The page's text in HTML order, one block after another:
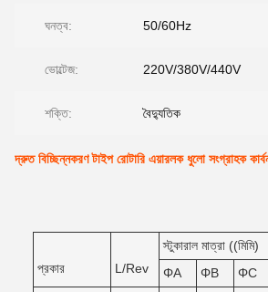
ঘনত্ব: 50/60Hz
ভোল্টেজ: 220V/380V/440V
শক্তি: বৈদ্যুতিক
দ্রুত বিচ্ছিন্নকরণ টাইপ রোটারি এয়ারলক ধুলো সংগ্রাহক
প্রকার L/Rev
স্টুকারাল মাত্রা ((মিমি)
ΦA
ΦB ΦC